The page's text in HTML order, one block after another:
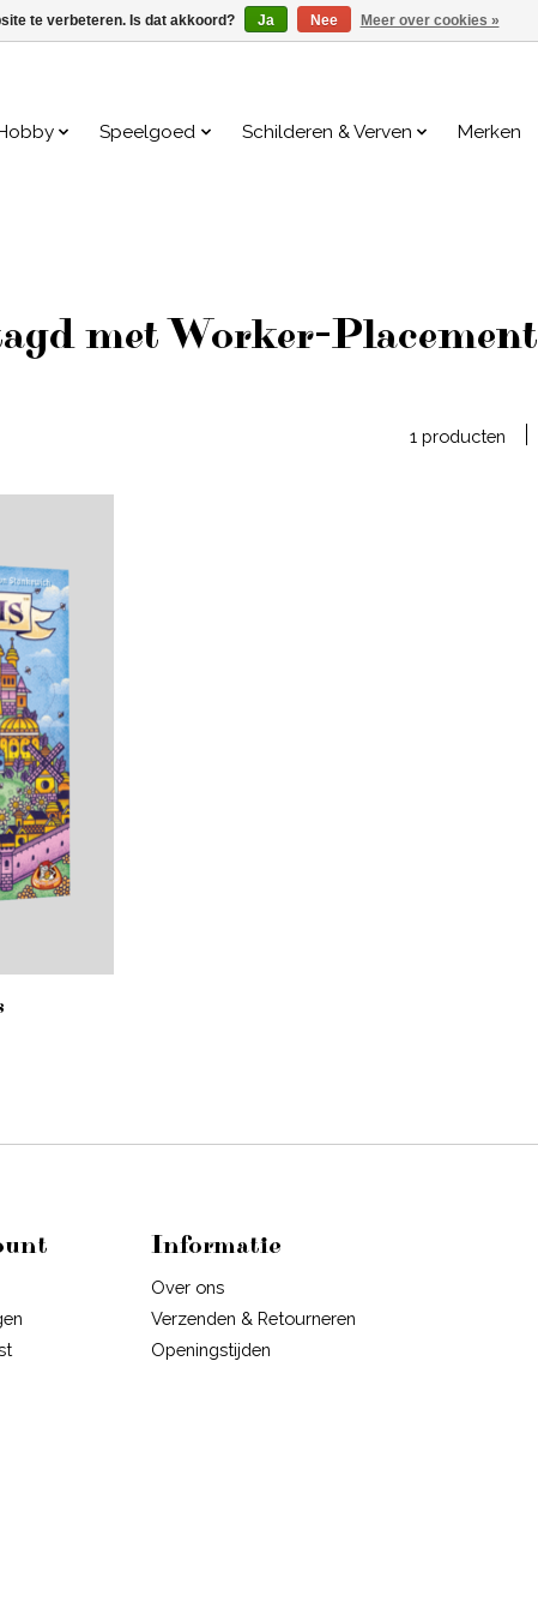
Speelgoed Schilderen & Verven Merken
met Worker-Placement
1 producten
Informatie
Over ons
Verzenden & Retourneren
Openingstijden
te verbeteren. Is dat akkoord? Ja Nee Meer over cookies »